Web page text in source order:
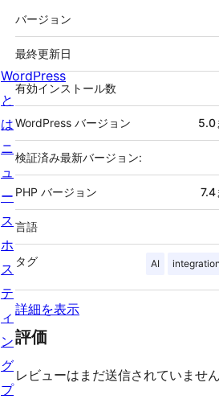
メ
タ
バージョン
最終更新日
有効インストール数
WordPress バージョン 5.0
検証済み最新バージョン:
PHP バージョン 7.4
言語
タグ AI integration
詳細を表示
評価
レビューはまだ送信されていません
WordPress
と
は
ニ
ュ
ー
ス
ホ
ス
テ
ィ
ン
グ
プ